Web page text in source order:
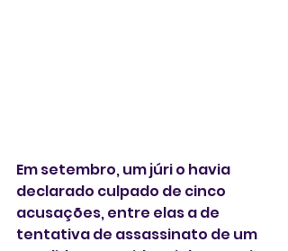
Em setembro, um júri o havia
declarado culpado de cinco
acusações, entre elas a de
tentativa de assassinato de um